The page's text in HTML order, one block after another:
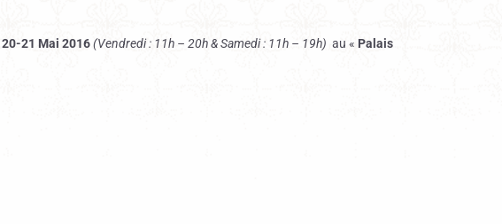
20-21 Mai 2016(Vendredi : 11h – 20h & Samedi : 11h – 19h) au « Palais